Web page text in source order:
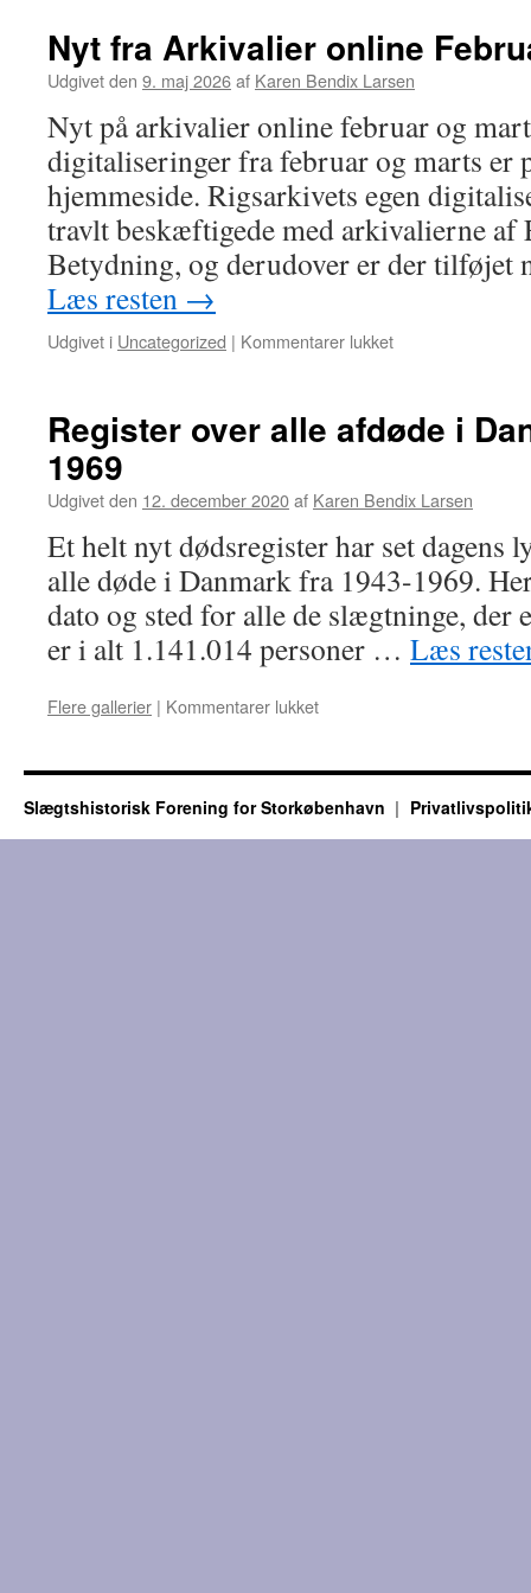
Nyt fra Arkivalier online
Udgivet den 9. maj 2026af Karen Bendix Larsen
Nyt på arkivalier online februar og
digitaliseringer fra februar og marts er
hjemmeside. Rigsarkivets egen
travlt beskæftigede med arkivalierne af
Betydning, og derudover er der
Læs resten →
Udgivet i Uncategorized | Kommentarer lukket
Arkivalier
online
marts
Register over alle afdøde i
1969
Udgivet den 12. december 2020af Karen Bendix Larsen
Et helt nyt dødsregister har set dagens
alle døde i Danmark fra 1943-1969.
dato og sted for alle de slægtninge, der
er i alt 1.141.014 personer … Læs
Flere gallerier | Kommentarer lukket
alle
afdøde
Slægtshistorisk Forening for Storkøbenhavn